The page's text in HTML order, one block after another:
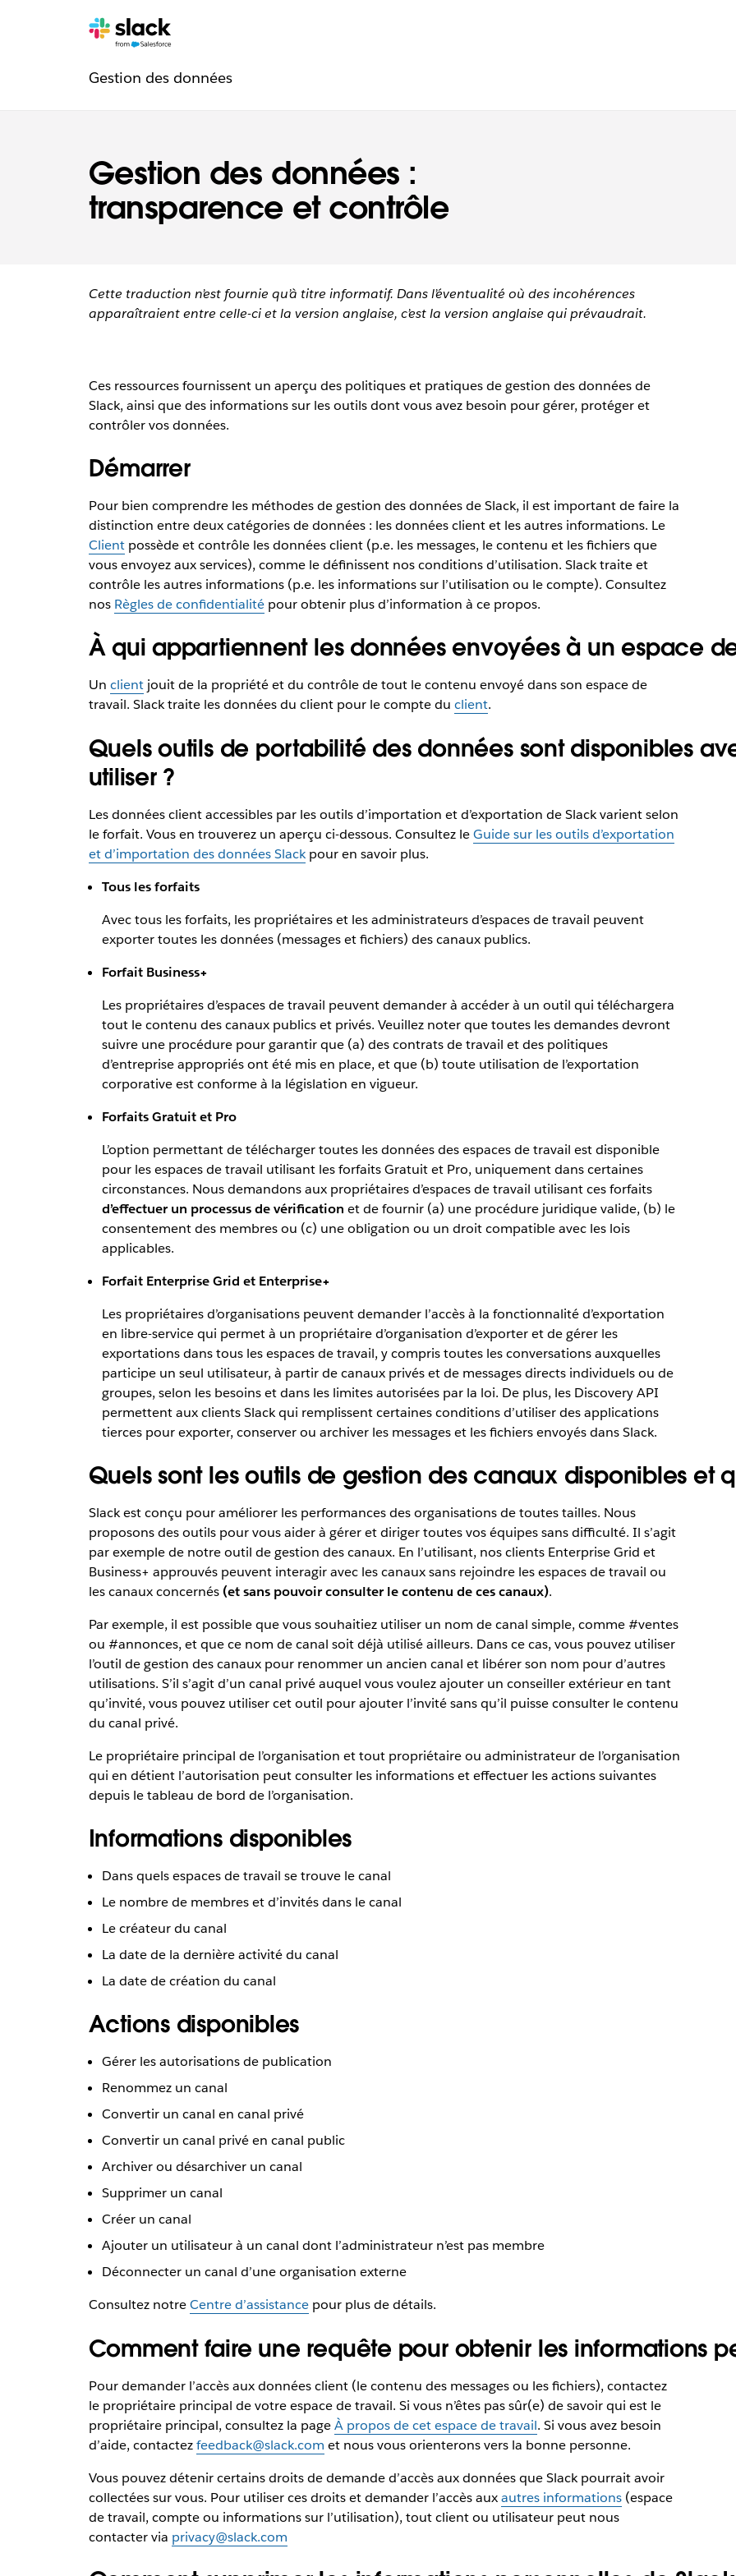
Gestion des données :
transparence et contrôle
Pages
Gestion des donnéessupplémentaires
Cette traduction n’est fournie qu’à titre informatif. Dans l’éventualité où des incohérences
apparaîtraient entre celle-ci et la version anglaise, c’est la version anglaise qui prévaudrait.
Ces ressources fournissent un aperçu des politiques et pratiques de gestion des données de
Slack, ainsi que des informations sur les outils dont vous avez besoin pour gérer, protéger et
contrôler vos données.
Démarrer
Pour bien comprendre les méthodes de gestion des données de Slack, il est important de faire la
distinction entre deux catégories de données : les données client et les autres informations. Le
Clientpossède et contrôle les données client (p.e. les messages, le contenu et les fichiers que
vous envoyez aux services), comme le définissent nos conditions d’utilisation. Slack traite et
contrôle les autres informations (p.e. les informations sur l’utilisation ou le compte). Consultez
nos Règles de confidentialitépour obtenir plus d’information à ce propos.
À qui appartiennent les données envoyées à un espace
Un clientjouit de la propriété et du contrôle de tout le contenu envoyé dans son espace de
travail. Slack traite les données du client pour le compte du client.
Quels outils de portabilité des données sont disponibles
utiliser ?
Les données client accessibles par les outils d’importation et d’exportation de Slack varient selon
le forfait. Vous en trouverez un aperçu ci-dessous. Consultez leGuide sur les outils d’exportation
et d’importation des données Slackpour en savoir plus.
Tous les forfaits
Avec tous les forfaits, les propriétaires et les administrateurs d’espaces de travail peuvent
exporter toutes les données (messages et fichiers) des canaux publics.
Forfait Business+
Les propriétaires d’espaces de travail peuvent demander à accéder à un outil qui téléchargera
tout le contenu des canaux publics et privés. Veuillez noter que toutes les demandes devront
suivre une procédure pour garantir que (a) des contrats de travail et des politiques
d’entreprise appropriés ont été mis en place, et que (b) toute utilisation de l’exportation
corporative est conforme à la législation en vigueur.
Forfaits Gratuit et Pro
L’option permettant de télécharger toutes les données des espaces de travail est disponible
pour les espaces de travail utilisant les forfaits Gratuit et Pro, uniquement dans certaines
circonstances. Nous demandons aux propriétaires d’espaces de travail utilisant ces forfaits
d’effectuer un processus de vérification et de fournir (a) une procédure juridique valide, (b) le
consentement des membres ou (c) une obligation ou un droit compatible avec les lois
applicables.
Forfait Enterprise Grid et Enterprise+
Les propriétaires d’organisations peuvent demander l’accès à la fonctionnalité d’exportation
en libre-service qui permet à un propriétaire d’organisation d’exporter et de gérer les
exportations dans tous les espaces de travail, y compris toutes les conversations auxquelles
participe un seul utilisateur, à partir de canaux privés et de messages directs individuels ou de
groupes, selon les besoins et dans les limites autorisées par la loi. De plus, les Discovery API
permettent aux clients Slack qui remplissent certaines conditions d’utiliser des applications
tierces pour exporter, conserver ou archiver les messages et les fichiers envoyés dans Slack.
Quels sont les outils de gestion des canaux disponibles et
Slack est conçu pour améliorer les performances des organisations de toutes tailles. Nous
proposons des outils pour vous aider à gérer et diriger toutes vos équipes sans difficulté. Il s’agit
par exemple de notre outil de gestion des canaux. En l’utilisant, nos clients Enterprise Grid et
Business+ approuvés peuvent interagir avec les canaux sans rejoindre les espaces de travail ou
les canaux concernés (et sans pouvoir consulter le contenu de ces canaux).
Par exemple, il est possible que vous souhaitiez utiliser un nom de canal simple, comme #ventes
ou #annonces, et que ce nom de canal soit déjà utilisé ailleurs. Dans ce cas, vous pouvez utiliser
l’outil de gestion des canaux pour renommer un ancien canal et libérer son nom pour d’autres
utilisations. S’il s’agit d’un canal privé auquel vous voulez ajouter un conseiller extérieur en tant
qu’invité, vous pouvez utiliser cet outil pour ajouter l’invité sans qu’il puisse consulter le contenu
du canal privé.
Le propriétaire principal de l’organisation et tout propriétaire ou administrateur de l’organisation
qui en détient l’autorisation peut consulter les informations et effectuer les actions suivantes
depuis le tableau de bord de l’organisation.
Informations disponibles
Dans quels espaces de travail se trouve le canal
Le nombre de membres et d’invités dans le canal
Le créateur du canal
La date de la dernière activité du canal
La date de création du canal
Actions disponibles
Gérer les autorisations de publication
Renommez un canal
Convertir un canal en canal privé
Convertir un canal privé en canal public
Archiver ou désarchiver un canal
Supprimer un canal
Créer un canal
Ajouter un utilisateur à un canal dont l’administrateur n’est pas membre
Déconnecter un canal d’une organisation externe
Consultez notreCentre d’assistancepour plus de détails.
Comment faire une requête pour obtenir les informations
Pour demander l’accès aux données client (le contenu des messages ou les fichiers), contactez
le propriétaire principal de votre espace de travail. Si vous n’êtes pas sûr(e) de savoir qui est le
propriétaire principal, consultez la pageÀ propos de cet espace de travail. Si vous avez besoin
d’aide, contactezfeedback@slack.com et nous vous orienterons vers la bonne personne.
Vous pouvez détenir certains droits de demande d’accès aux données que Slack pourrait avoir
collectées sur vous. Pour utiliser ces droits et demander l’accès auxautres informations(espace
de travail, compte ou informations sur l’utilisation), tout client ou utilisateur peut nous
contacter via privacy@slack.com